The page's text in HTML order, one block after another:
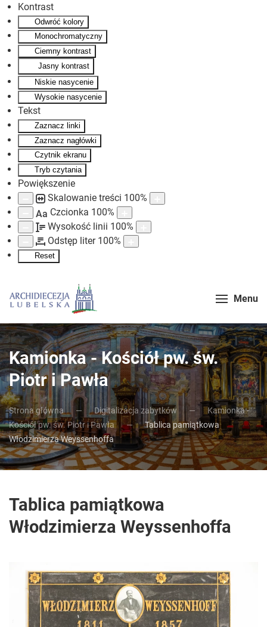
Kontrast
Odwróć kolory
Monochromatyczny
Ciemny kontrast
Jasny kontrast
Niskie nasycenie
Wysokie nasycenie
Tekst
Zaznacz linki
Zaznacz nagłówki
Czytnik ekranu
Tryb czytania
Powiększenie
Skalowanie treści 100%
Aa Czcionka 100%
Wysokość linii 100%
Odstęp liter 100%
Reset
Skip to main content
Menu
Kamionka - Kościół pw. św.
Piotr i Pawła
Strona główna Digitalizacja zabytków
Kamionka -
Kościół pw. św. Piotr i Pawła
Tablica pamiątkowa
Włodzimierza Weyssenhoffa
Tablica pamiątkowa
Włodzimierza Weyssenhoffa